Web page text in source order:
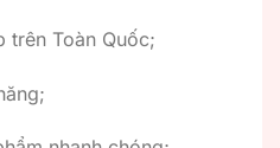
trên Toàn Quốc;